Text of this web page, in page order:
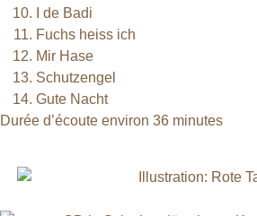
I de Badi
Fuchs heiss ich
Mir Hase
Schutzengel
Gute Nacht
Durée d’écoute environ 36 minutes